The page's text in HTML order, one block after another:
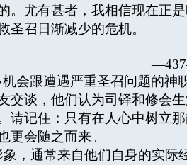
。尤有甚者，我相信现在正
圣召日渐减少的危机。
会跟遭遇严重圣召问题的
交谈，他们认为司铎和修会
请记住：只有在人心中树立
更会随之而来。
，通常来自他们自身的实际